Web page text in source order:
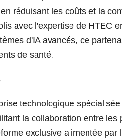
réduisant les coûts et la
avec l'expertise de HTEC
d'IA avancés, ce
de santé.
technologique
la collaboration entre
exclusive alimentée